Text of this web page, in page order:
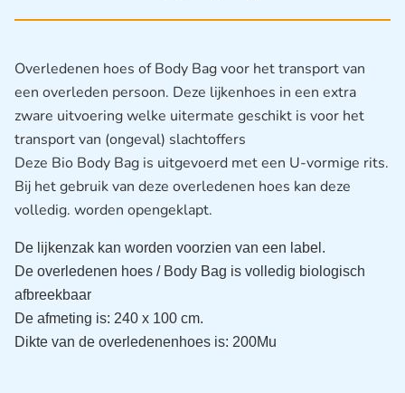
Overledenen hoes of Body Bag voor het transport van
een overleden persoon. Deze lijkenhoes in een extra
zware uitvoering welke uitermate geschikt is voor het
transport van (ongeval) slachtoffers
Deze Bio Body Bag is uitgevoerd met een U-vormige rits.
Bij het gebruik van deze overledenen hoes kan deze
volledig. worden opengeklapt.
De lijkenzak kan worden voorzien van een label.
De overledenen hoes / Body Bag is volledig biologisch
afbreekbaar
De afmeting is: 240 x 100 cm.
Dikte van de overledenenhoes is: 200Mu